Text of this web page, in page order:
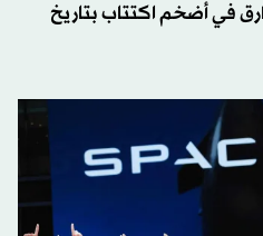
في أضخم اكتتاب بتاريخ